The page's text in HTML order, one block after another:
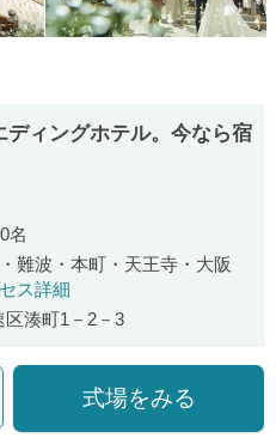
ィングホテル。今なら宿
ミ評価
名
難波・本町・天王寺・大阪
ス詳細
区湊町1－2－3
式場をみる